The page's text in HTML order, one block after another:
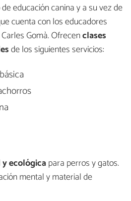
educación canina y a su vez de
cuenta con los educadores
Gomà. Ofrecenclases
de los siguientes servicios:
ecológicapara perros y gatos.
mental y material de